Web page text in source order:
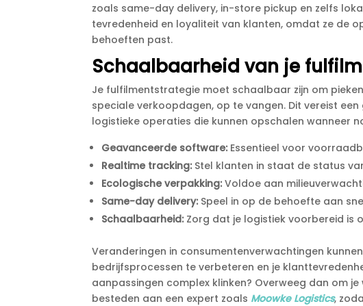
zoals same-day delivery, in-store pickup en zelfs
tevredenheid en loyaliteit van klanten, omdat ze de
behoeften past.​
Schaalbaarheid van je
Je fulfilmentstrategie moet schaalbaar zijn om
speciale verkoopdagen, op te vangen.​ Dit vereist
logistieke operaties die kunnen opschalen wanneer
Geavanceerde software: Essentieel voor
Realtime tracking: Stel klanten in staat de status
Ecologische verpakking: Voldoe aan
Same-day delivery: Speel in op de behoefte aan
Schaalbaarheid: Zorg dat je logistiek voorbereid is
Veranderingen in consumentenverwachtingen
bedrijfsprocessen te verbeteren en je
aanpassingen complex klinken? Overweeg dan om
besteden aan een expert zoals Moowke Logistics,